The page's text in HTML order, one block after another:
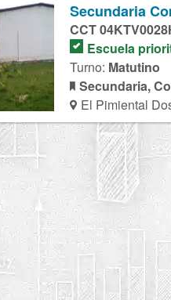
Secundaria
CCT
Escuela
Turno: Matutino
Secundaria,
El Pimiental